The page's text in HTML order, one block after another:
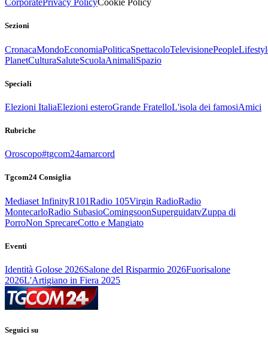
CorporatePrivacy PolicyCookie Policy
Sezioni
CronacaMondoEconomiaPoliticaSpettacoloTelevisionePeople
PlanetCulturaSaluteScuolaAnimaliSpazio
Speciali
Elezioni ItaliaElezioni esteroGrande FratelloL'isola dei famosiAmici
Rubriche
Oroscopo#tgcom24amarcord
Tgcom24 Consiglia
Mediaset InfinityR101Radio 105Virgin RadioRadio
MontecarloRadio SubasioComingsoonSuperguidatvZuppa di
PorroNon SprecareCotto e Mangiato
Eventi
Identità Golose 2026Salone del Risparmio 2026Fuorisalone
2026L'Artigiano in Fiera 2025
Seguici su